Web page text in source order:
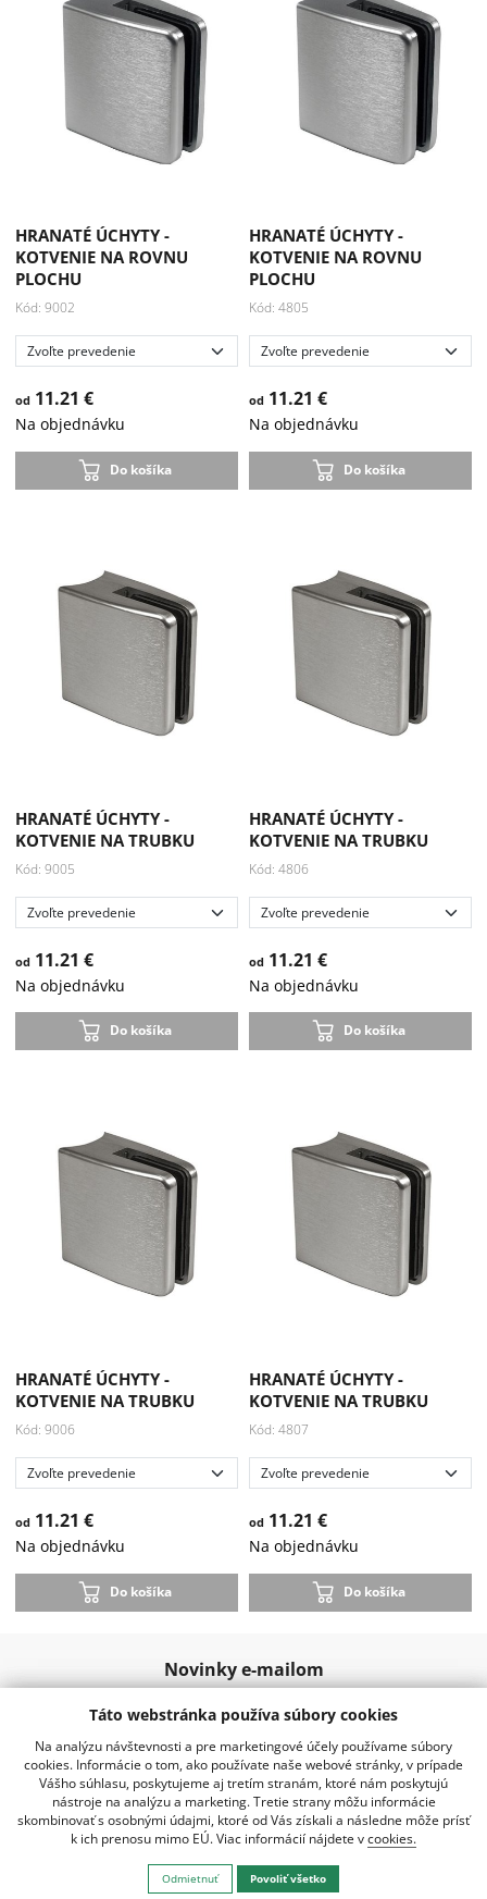
HRANATÉ ÚCHYTY -
KOTVENIE NA ROVNU
PLOCHU
Kód: 9002
od11.21 €
Na objednávku
Do košíka
HRANATÉ ÚCHYTY -
KOTVENIE NA ROVNU
PLOCHU
Kód: 4805
od 11.21 €
Na objednávku
Do košíka
HRANATÉ ÚCHYTY -
KOTVENIE NA TRUBKU
Kód: 9005
od11.21 €
Na objednávku
Do košíka
HRANATÉ ÚCHYTY -
KOTVENIE NA TRUBKU
Kód: 4806
od 11.21 €
Na objednávku
Do košíka
HRANATÉ ÚCHYTY -
KOTVENIE NA TRUBKU
Kód: 9006
od11.21 €
Na objednávku
Do košíka
HRANATÉ ÚCHYTY -
KOTVENIE NA TRUBKU
Kód: 4807
od 11.21 €
Na objednávku
Do košíka
Novinky e-mailom
Odoslať
02 20920 888 info@kraussro.sk
Táto webstránka používa súbory cookies
Na analýzu návštevnosti a pre marketingové účely používame súbory
cookies. Informácie o tom, ako používate naše webové stránky, v prípade
Vášho súhlasu, poskytujeme aj tretím stranám, ktoré nám poskytujú
nástroje na analýzu a marketing. Tretie strany môžu informácie
skombinovať s osobnými údajmi, ktoré od Vás získali a následne môže prísť
k ich prenosu mimo EÚ. Viac informácií nájdete v cookies.
Odmietnuť Povoliť všetko